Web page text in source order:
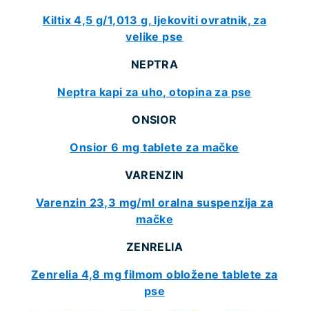
Kiltix 4,5 g/1,013 g, ljekoviti ovratnik, za
velike pse
NEPTRA
Neptra kapi za uho, otopina za pse
ONSIOR
Onsior 6 mg tablete za mačke
VARENZIN
Varenzin 23,3 mg/ml oralna suspenzija za
mačke
ZENRELIA
Zenrelia 4,8 mg filmom obložene tablete za
pse